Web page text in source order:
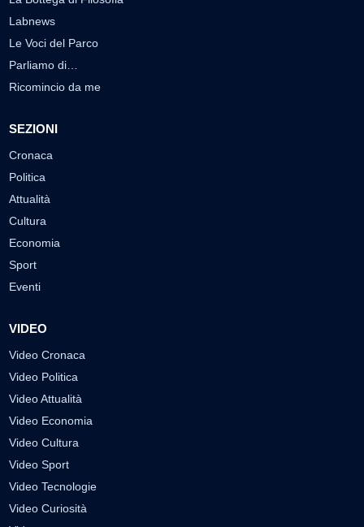
Labnews
Le Voci del Parco
Parliamo di…
Ricomincio da me
SEZIONI
Cronaca
Politica
Attualità
Cultura
Economia
Sport
Eventi
VIDEO
Video Cronaca
Video Politica
Video Attualità
Video Economia
Video Cultura
Video Sport
Video Tecnologie
Video Curiosità